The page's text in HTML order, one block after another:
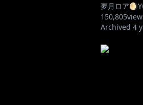
夢月ロア
150,805
Archived 4